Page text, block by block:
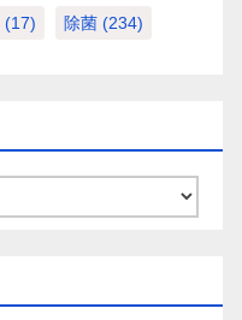
(17) 除菌 (234)